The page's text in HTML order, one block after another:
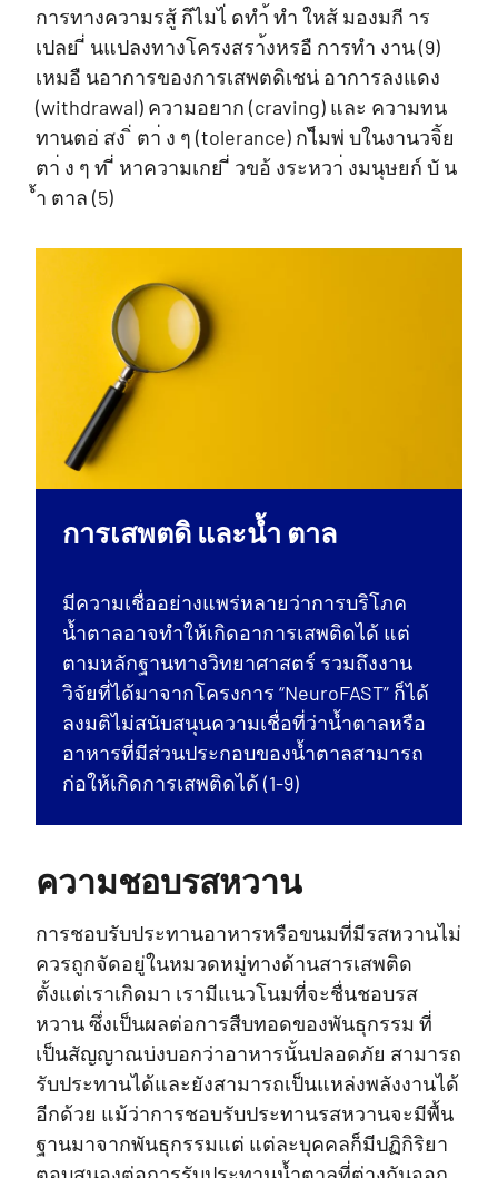
การทางความรสู้ กึไมไ่ ดทำ้ ทำ ใหส้ มองมกี าร
เปลย ี่ นแปลงทางโครงสรา้งหรอื การทำ งาน (9)
เหมอื นอาการของการเสพตดิเชน่ อาการลงแดง
(withdrawal) ความอยาก (craving) และ ความทน
ทานตอ่ สง ิ่ ตา่ ง ๆ (tolerance) กไ็มพ่ บในงานวจิัย
ตา่ ง ๆ ท ี่ หาความเกย ี่ วขอ้ งระหวา่ งมนุษยก์ บั น
้ำ ตาล (5)
การเสพตดิ และน้ำ ตาล
มีความเชื่ออย่างแพร่หลายว่าการบริโภค
น้ำตาลอาจทำให้เกิดอาการเสพติดได้ แต่
ตามหลักฐานทางวิทยาศาสตร์ รวมถึงงาน
วิจัยที่ได้มาจากโครงการ “NeuroFAST” ก็ได้
ลงมติไม่สนับสนุนความเชื่อที่ว่าน้ำตาลหรือ
อาหารที่มีส่วนประกอบของน้ำตาลสามารถ
ก่อให้เกิดการเสพติดได้ (1-9)
ความชอบรสหวาน
การชอบรับประทานอาหารหรือขนมที่มีรสหวานไม่
ควรถูกจัดอยู่ในหมวดหมู่ทางด้านสารเสพติด
ตั้งแต่เราเกิดมา เรามีแนวโนมที่จะชื่นชอบรส
หวาน ซึ่งเป็นผลต่อการสืบทอดของพันธุกรรม ที่
เป็นสัญญาณบ่งบอกว่าอาหารนั้นปลอดภัย สามารถ
รับประทานได้และยังสามารถเป็นแหล่งพลังงานได้
อีกด้วย แม้ว่าการชอบรับประทานรสหวานจะมีพื้น
ฐานมาจากพันธุกรรมแต่ แต่ละบุคคลก็มีปฏิกิริยา
ตอบสนองต่อการรับประทานน้ำตาลที่ต่างกันออก